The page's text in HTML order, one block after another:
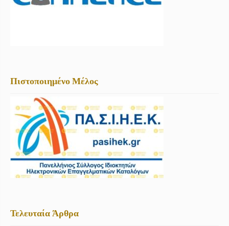
Πιστοποιημένο Μέλος
Τελευταία Άρθρα